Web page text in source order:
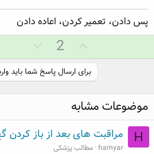
پس دادن، تعمیر کردن، اعاده دادن
ا
ی
م
ث
ب
ت
2
ا
ی
م
ف
ی
برای ارسال پاسخ شما باید
موضوعات مشابه
H مراقبت های بعد از باز کردن
hamyar مطالب پزشکی